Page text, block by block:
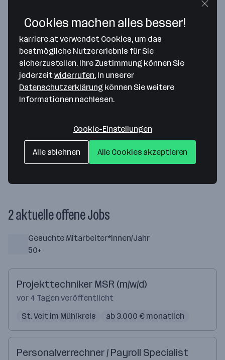
Wir stehen für Qualität, Zuverlässigkeit und
Transparenz. Unsere Spezialisten schaffen
Mehrwert, wir sind ein vertrauensvoller Partner
über den gesamten Lebenszyklus und setzen auf
unkomplizierte, wirtschaftliche Zusammenarbeit.
Unsere Mitarbeitenden und ihre Sicherheit stehen
an erster Stelle. Wir handeln verantwortungsvoll,
respektvoll und kundenorientiert, arbeiten als
Team und achten auf Umwelt und Gesellschaft.
2 aktuelle offene Jobs
Gesuchte Mitarbeiter*innen/Jahr
50+
Projekttechniker MSR (m/w/d)
vor 4 Tagen veröffentlicht
St. Veit im Mühlkreis
ab 3.000 € monatlich
Personalverrechner / Payroll Specialist
Cookies machen alles besser!
karriere.at verwendet Cookies, um das
bestmögliche Nutzererlebnis für Sie
sicherzustellen. Ihre Zustimmung können Sie
jederzeit widerrufen. In unserer
Datenschutzerklärung können Sie weitere
Informationen nachlesen.
Cookie-Einstellungen
Alle ablehnen Alle Cookies akzeptieren